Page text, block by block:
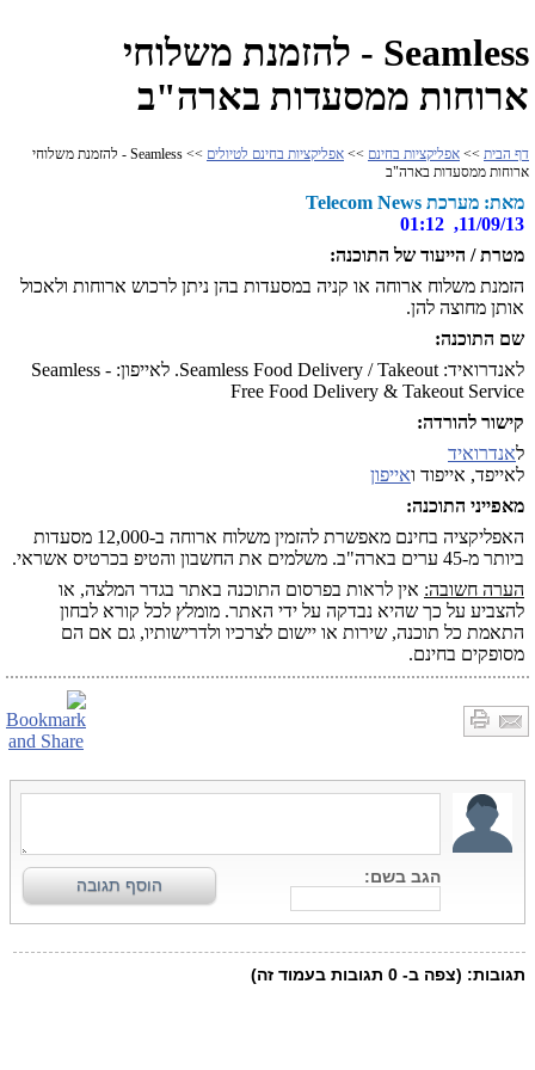
Seamless - להזמנת משלוחי
ארוחות ממסעדות בארה"ב
דף הבית >> אפליקציות בחינם >> אפליקציות בחינם לטיולים
>> Seamless - להזמנת משלוחי
ארוחות ממסעדות בארה"ב
מאת: מערכת Telecom News
11/09/13, 01:12
מטרת / הייעוד של התוכנה:
הזמנת משלוח ארוחה או קניה במסעדות בהן ניתן לרכוש ארוחות ולאכול
אותן מחוצה להן.
שם התוכנה:
לאנדרואיד: Seamless Food Delivery / Takeout. לאייפון: Seamless -
Free Food Delivery & Takeout Service
קישור להורדה:
לאנדרואיד
לאייפד, אייפוד ואייפון
מאפייני התוכנה:
האפליקציה בחינם מאפשרת להזמין משלוח ארוחה ב-12,000 מסעדות
ביותר מ-45 ערים בארה"ב. משלמים את החשבון והטיפ בכרטיס אשראי.
הערה חשובה: אין לראות בפרסום התוכנה באתר בגדר המלצה, או
להצביע על כך שהיא נבדקה על ידי האתר. מומלץ לכל קורא לבחון
התאמת כל תוכנה, שירות או יישום לצרכיו ולדרישותיו, גם אם הם
מסופקים בחינם.